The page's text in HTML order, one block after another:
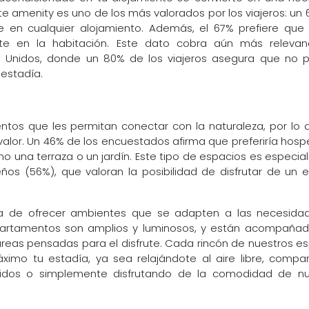
amenity es uno de los más valorados por los viajeros: un
en cualquier alojamiento. Además, el 67% prefiere
en la habitación. Este dato cobra aún más
donde un 80% de los viajeros asegura que no
que les permitan conectar con la naturaleza, por lo
Un 46% de los encuestados afirma que preferiría
una terraza o un jardín. Este tipo de espacios es
(56%), que valoran la posibilidad de disfrutar de un
de ofrecer ambientes que se adapten a las
son amplios y luminosos, y están
pensadas para el disfrute. Cada rincón de nuestros
tu estadía, ya sea relajándote al aire libre,
o simplemente disfrutando de la comodidad de